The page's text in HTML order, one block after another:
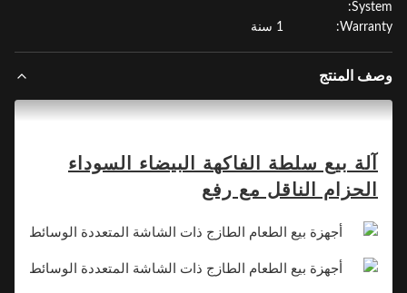
المنتج
آلة بيع سلطة الفاكهة البيضاء السوداء
الحزام الناقل مع رفع